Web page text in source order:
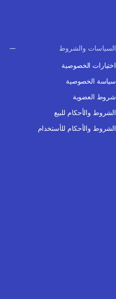
السياسات والشروط
اختيارات الخصوصية
سياسة الخصوصية
شروط العضوية
الشروط والأحكام للبيع
الشروط والأحكام للأستخدام